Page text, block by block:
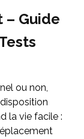
– Guide
ou non,
la vie facile :